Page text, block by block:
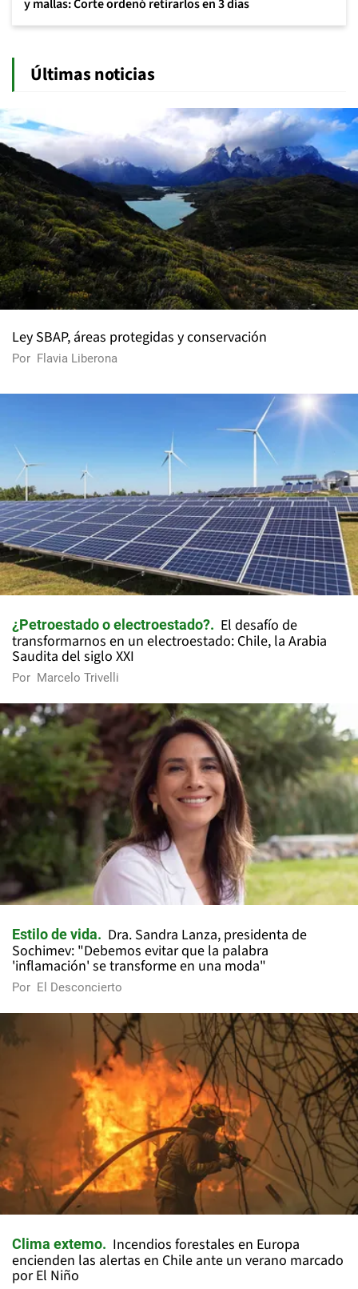
y mallas: Corte ordenó retirarlos en 3 días
Últimas noticias
Ley SBAP, áreas protegidas y conservación
Por Flavia Liberona
¿Petroestado o electroestado?
El desafío de
transformarnos en un electroestado: Chile, la Arabia
Saudita del siglo XXI
Por Marcelo Trivelli
Estilo de vida
Dra. Sandra Lanza, presidenta de
Sochimev: "Debemos evitar que la palabra
'inflamación' se transforme en una moda"
Por El Desconcierto
Clima extemo
Incendios forestales en Europa
encienden las alertas en Chile ante un verano marcado
por El Niño